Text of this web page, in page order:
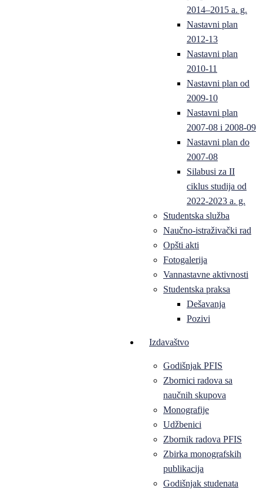
2014–2015 a. g.
Nastavni plan
2012-13
Nastavni plan
2010-11
Nastavni plan od
2009-10
Nastavni plan
2007-08 i 2008-09
Nastavni plan do
2007-08
Silabusi za II
ciklus studija od
2022-2023 a. g.
Studentska služba
Naučno-istraživački rad
Opšti akti
Fotogalerija
Vannastavne aktivnosti
Studentska praksa
Dešavanja
Pozivi
Izdavaštvo
Godišnjak PFIS
Zbornici radova sa
naučnih skupova
Monografije
Udžbenici
Zbornik radova PFIS
Zbirka monografskih
publikacija
Godišnjak studenata